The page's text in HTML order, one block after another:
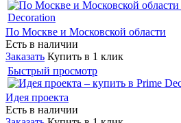
По Москве и Московской области
Есть в наличии
Заказать Купить в 1 клик
Быстрый просмотр
Идея проекта
Есть в наличии